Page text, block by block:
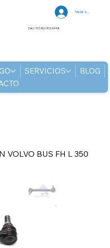
SERVICIOS
BLOG
Iniciar sesión
Cel: (+57) 302 3022448
VOLVO BUS FH L 350